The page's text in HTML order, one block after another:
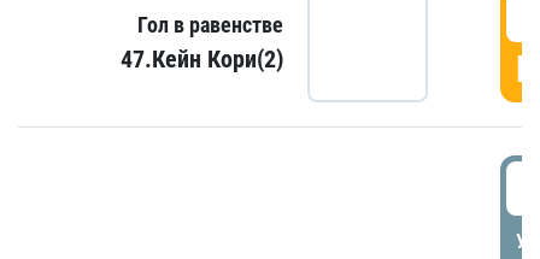
Гол в равенстве
47.Кейн Кори(2)